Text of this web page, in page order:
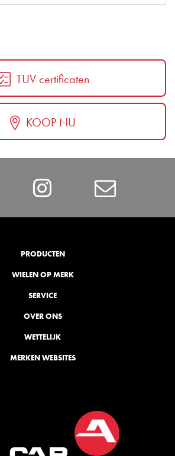
TUV certificaten
KOOP NU
FacebookInstagram
PRODUCTEN
WIELEN OP MERK
SERVICE
OVER ONS
WETTELIJK
MERKEN WEBSITES